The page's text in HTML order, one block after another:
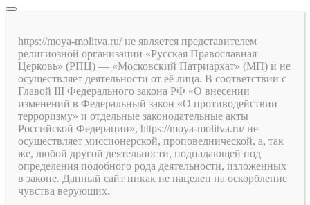
https://moya-molitva.ru/ не является представителем
религиозной организации «Русская Православная
Церковь» (РПЦ) — «Московский Патриархат» (МП) и не
осуществляет деятельности от её лица. В соответствии с
Главой III Федерального закона РФ «О внесении
изменений в Федеральный закон «О противодействии
терроризму» и отдельные законодательные акты
Российской Федерации», https://moya-molitva.ru/ не
осуществляет миссионерской, проповеднической, а, так
же, любой другой деятельности, подпадающей под
определения подобного рода деятельности, изложенных
в законе. Данный сайт никак не нацелен на оскорбление
чувства верующих.